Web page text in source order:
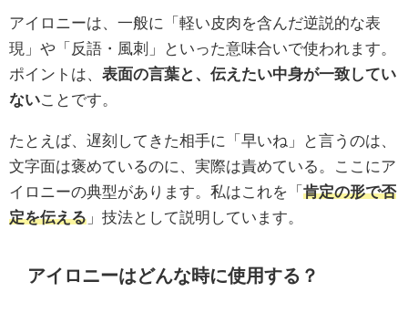
アイロニーは、一般に「軽い皮肉を含んだ逆説的な表
現」や「反語・風刺」といった意味合いで使われます。
ポイントは、 表面の言葉と、伝えたい中身が一致してい
ない ことです。
たとえば、遅刻してきた相手に「早いね」と言うのは、
文字面は褒めているのに、実際は責めている。ここにア
イロニーの典型があります。私はこれを「 肯定の形で否
定を伝える 」技法として説明しています。
アイロニーはどんな時に使用する？